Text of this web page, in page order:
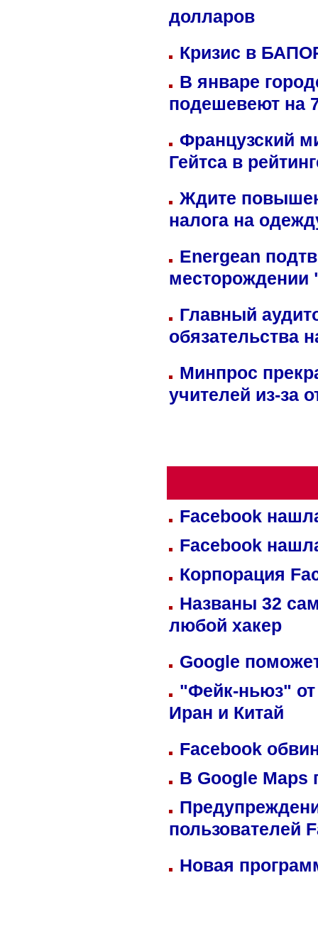
долларов
Кризис в
В январе
подешевеют на
Французский
Гейтса в
Ждите
налога на
Energean
Главный
обязательства
Минпрос
учителей из-за
Facebook
Facebook
Корпорация
Названы 32
любой хакер
Google
"Фейк-ньюз" от
Иран и Китай
Facebook
В Google Maps
пользователей
Новая